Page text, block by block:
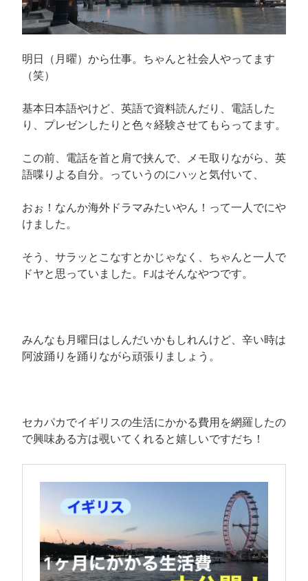
明日（月曜）から仕事。ちゃんと社会人やってます
（笑）
基本日本語やけど、英語で資料読んだり、電話した
り、プレゼンしたりと色々経験させてもらってます。
この前、電話を首と肩で挟んで、メモ取りながら、英
語喋りよる自分。っていうのにハッと気付いて、
おぉ！なんか海外ドラマみたいやん！って一人でにや
けました。
そう、サラッとこなすとかじゃなく、ちゃんと一人で
ドヤと思っていました。FJはそんなやつです。
みんなも月曜日はしんだいかもしれんけど、辛い時は
阿波踊りを踊りながら頑張りましょう。
セカパカでイギリスの生活にかかる費用を網羅したの
で興味ある方は覗いてくれると嬉しいですだち！